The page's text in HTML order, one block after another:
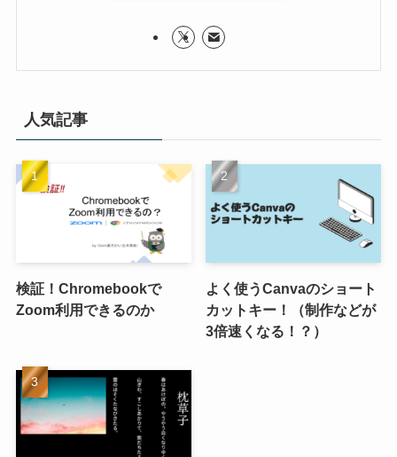
人気記事
検証！Chromebookで
Zoom利用できるのか
よく使うCanvaのショート
カットキー！（制作などが
3倍速くなる！？）